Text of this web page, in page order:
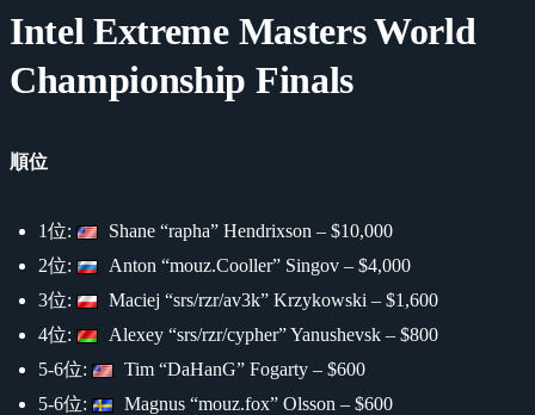
Intel Extreme Masters World
Championship Finals
順位
1位:
Shane “rapha” Hendrixson – $10,000
2位:
Anton “mouz.Cooller” Singov – $4,000
3位:
Maciej “srs/rzr/av3k” Krzykowski – $1,600
4位:
Alexey “srs/rzr/cypher” Yanushevsk – $800
5-6位:
Tim “DaHanG” Fogarty – $600
5-6位:
Magnus “mouz.fox” Olsson – $600